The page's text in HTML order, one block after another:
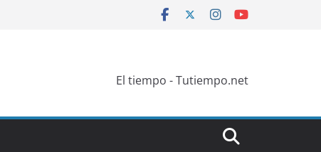
El tiempo - Tutiempo.net